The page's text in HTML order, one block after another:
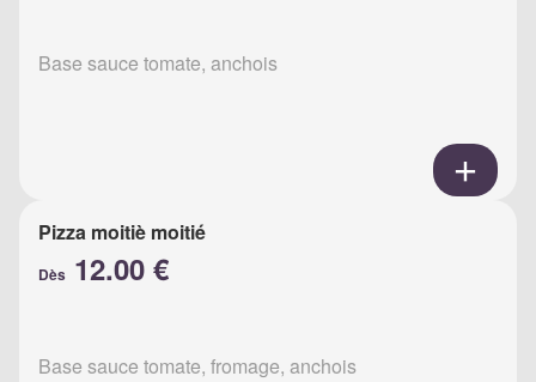
Base sauce tomate, anchois
Pizza moitiè moitié
Dès 12.00 €
Base sauce tomate, fromage, anchois